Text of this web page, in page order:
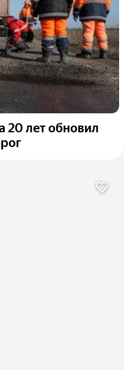
20 лет обновил